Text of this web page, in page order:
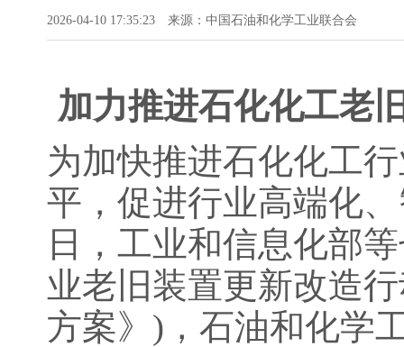
2026-04-10 17:35:23 来源：中国石油和化学工业联合会
加力推进石化化工老
为加快推进石化化工
平，促进行业高端化
日，工业和信息化部
业老旧装置更新改造
方案》)，石油和化学